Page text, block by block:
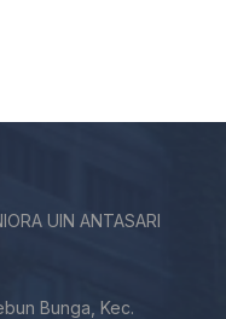
UIN ANTASARI
Bunga, Kec.